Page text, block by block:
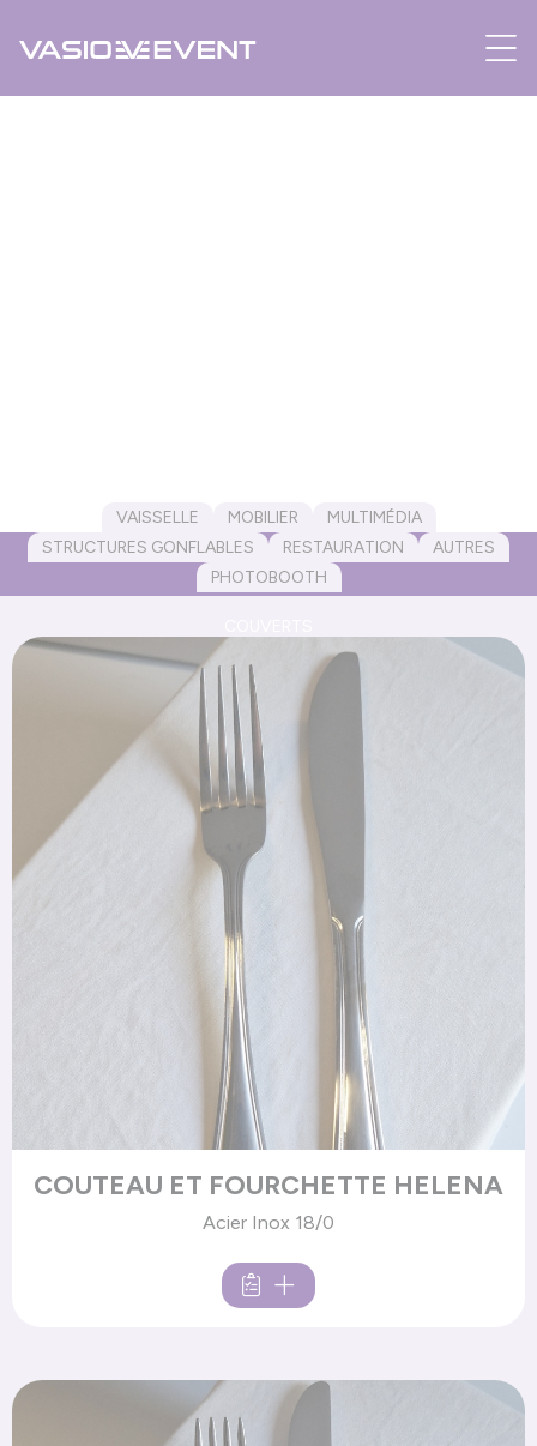
VAISSELLE MOBILIER
MULTIMÉDIA
STRUCTURES GONFLABLES
RESTAURATION
AUTRES
PHOTOBOOTH
COUTEAU ET FOURCHETTE HELENA
Acier Inox 18/0